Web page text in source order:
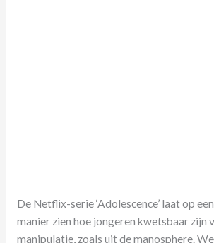
De Netflix-serie ‘Adolescence’ laat op
manier zien hoe jongeren kwetsbaar zijn
manipulatie, zoals uit de manosphere.